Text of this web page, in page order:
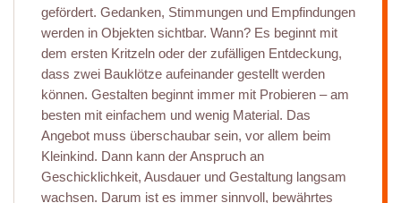
gefördert. Gedanken, Stimmungen und Empfindungen
werden in Objekten sichtbar. Wann? Es beginnt mit
dem ersten Kritzeln oder der zufälligen Entdeckung,
dass zwei Bauklötze aufeinander gestellt werden
können. Gestalten beginnt immer mit Probieren – am
besten mit einfachem und wenig Material. Das
Angebot muss überschaubar sein, vor allem beim
Kleinkind. Dann kann der Anspruch an
Geschicklichkeit, Ausdauer und Gestaltung langsam
wachsen. Darum ist es immer sinnvoll, bewährtes